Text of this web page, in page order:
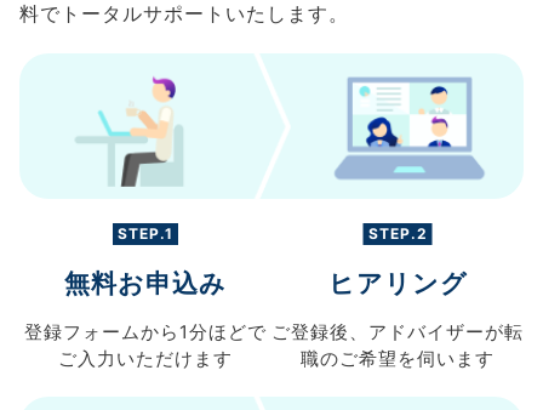
料でトータルサポートいたします。
STEP.1
無料お申込み
登録フォームから 1分ほどで
ご入力 いただけます
STEP.2
ヒアリング
ご登録後、 アドバイザーが転
職のご希望を伺います